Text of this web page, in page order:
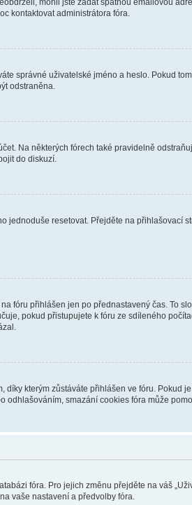
mohli jste zadat špatnou emailovou
kontaktovat administrátora fóra.
správné uživatelské jméno a heslo. Pokud
odstraněna.
Na některých fórech také pravidelně
do diskuzí.
jednoduše resetovat. Přejděte na přihlašovací
fóru přihlášen jen po přednastavený čas. To
pokud přistupujete k fóru ze sdíleného
díky kterým zůstáváte přihlášen ve fóru.
odhlašováním, smazání cookies fóra může
fóra. Pro jejich změnu přejděte na váš
vaše nastavení a předvolby fóra.